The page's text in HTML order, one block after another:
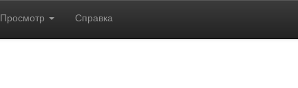
Просмотр Справка